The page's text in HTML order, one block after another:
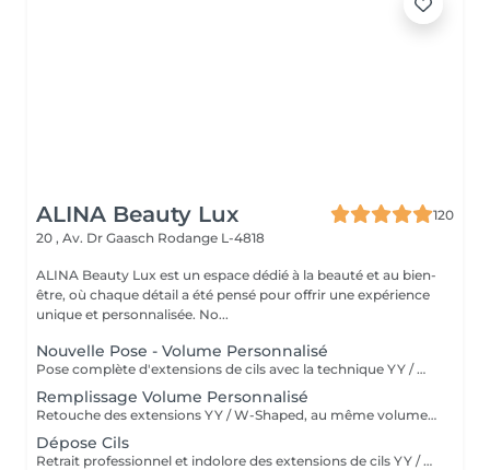
ALINA Beauty Lux
120
20 , Av. Dr Gaasch Rodange L-4818
ALINA Beauty Lux est un espace dédié à la beauté et au bien-
être, où chaque détail a été pensé pour offrir une expérience
unique et personnalisée. No...
Nouvelle Pose - Volume Personnalisé
Pose complète d'extensions de cils avec la technique YY / W-Shaped, pour un effet naturel et volumineux à la fois. La cliente choisit son style : 3D (volume soft), 6D (volume moyen) ou 9D (méga volume) le prix reste le même, car le temps de pose est identique. Les cils YY / W assurent un rendu dense, aéré et léger, tout en respectant la santé des cils naturels. Résultat optimal : tenue moyenne de 4 à 6 semaines selon le cycle naturel des cils. Entretien : remplissage conseillé toutes les 3 à 4 semaines.
Remplissage Volume Personnalisé
Retouche des extensions YY / W-Shaped, au même volume choisi lors de la pose : 3D, 6D ou 9D. Remplacement des cils tombés naturellement, correction de la ligne et vérification complète de la symétrie. Résultat uniforme, léger et durable, sans surcharges ni paquets. Fréquence recommandée : toutes les 3 à 4 semaines pour garder le volume et la forme parfaits.
Dépose Cils
Retrait professionnel et indolore des extensions de cils YY / W-Shaped, réalisé avec un dissolvant doux spécialement conçu pour protéger les cils naturels. Aucune traction, aucune casse : les extensions se dissolvent en douceur tout en laissant la base propre et saine. Conseil : recommandé avant une nouvelle pose ou lors d'une pause soin pour laisser les cils naturels se régénérer.